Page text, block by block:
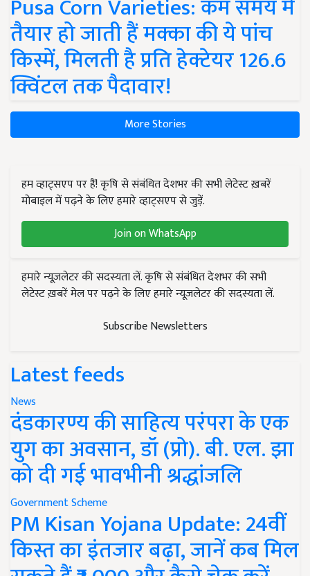
Pusa Corn Varieties: कम समय में
तैयार हो जाती हैं मक्का की ये पांच
किस्में, मिलती है प्रति हेक्टेयर 126.6
क्विंटल तक पैदावार!
More Stories
हम व्हाट्सएप पर हैं! कृषि से संबंधित देशभर की सभी लेटेस्ट ख़बरें
मोबाइल में पढ़ने के लिए हमारे व्हाट्सएप से जुड़ें.
Join on WhatsApp
हमारे न्यूज़लेटर की सदस्यता लें. कृषि से संबंधित देशभर की सभी
लेटेस्ट ख़बरें मेल पर पढ़ने के लिए हमारे न्यूज़लेटर की सदस्यता लें.
Subscribe Newsletters
Latest feeds
News
दंडकारण्य की साहित्य परंपरा के एक
युग का अवसान, डॉ (प्रो). बी. एल. झा
को दी गई भावभीनी श्रद्धांजलि
Government Scheme
PM Kisan Yojana Update: 24वीं
किस्त का इंतजार बढ़ा, जानें कब मिल